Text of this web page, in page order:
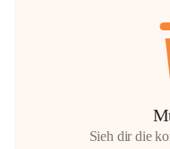
Sieh dir die